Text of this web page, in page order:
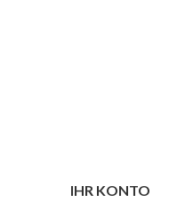
IHR KONTO